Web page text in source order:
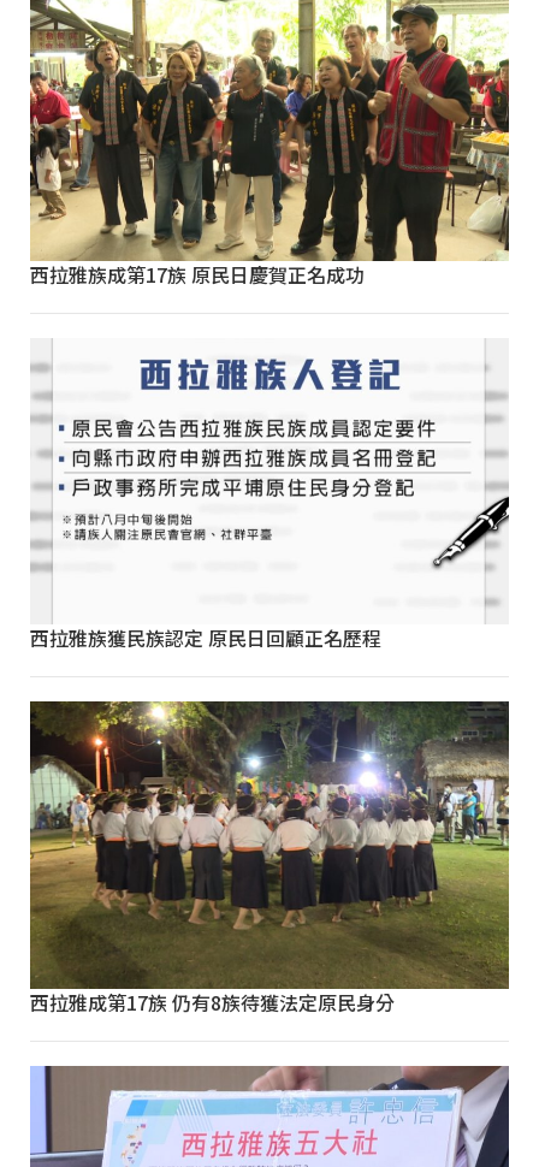
西拉雅族成第17族 原民日慶賀正名成功
西拉雅族獲民族認定 原民日回顧正名歷程
西拉雅成第17族 仍有8族待獲法定原民身分